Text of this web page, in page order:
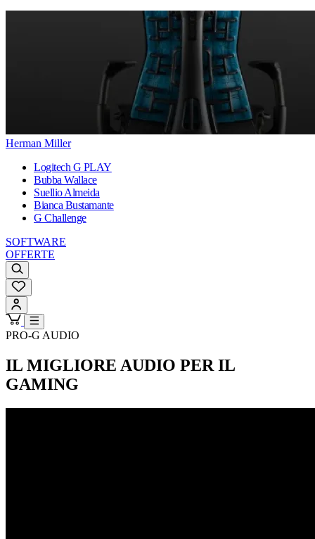
Herman Miller
Logitech G PLAY
Bubba Wallace
Suellio Almeida
Bianca Bustamante
G Challenge
SOFTWARE
OFFERTE
PRO-G AUDIO
IL MIGLIORE AUDIO PER IL
GAMING